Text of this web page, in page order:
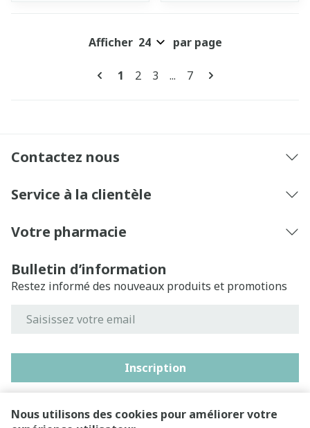
Nous utilisons des cookies pour améliorer votre
Pages
Vous lisez actuellement la page
1 Page
2 Page
3 ... Page
7
Afficher par page
Contactez nous
Service à la clientèle
Votre pharmacie
Bulletin d’information
Restez informé des nouveaux produits et promotions
Inscription
En cliquant sur s'abonner, vous vous abonnez à notre
newsletter et acceptez notrepolitique de confidentialité.